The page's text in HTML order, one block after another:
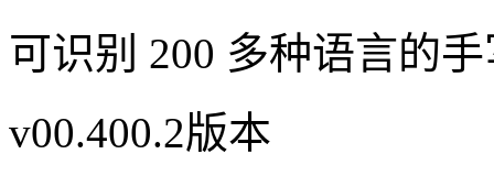
可识别 200 多种语言的
v00.400.2版本